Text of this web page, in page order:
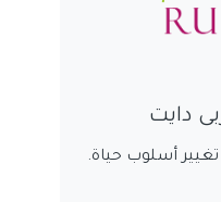
دايت
أسلوب حياة.